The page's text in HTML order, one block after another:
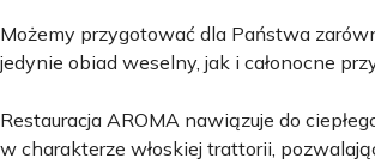
Możemy przygotować dla Państwa
jedynie obiad weselny, jak i całonocne
Restauracja AROMA nawiązuje do
w charakterze włoskiej trattorii,